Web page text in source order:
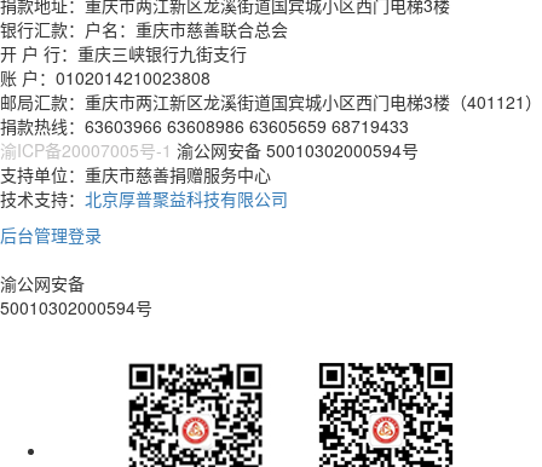
捐款地址：重庆市两江新区龙溪街道国宾城小区西门电梯3楼
银行汇款：户名：重庆市慈善联合总会
开 户 行：重庆三峡银行九街支行
账 户：0102014210023808
邮局汇款：重庆市两江新区龙溪街道国宾城小区西门电梯3楼（401121）
捐款热线：63603966 63608986 63605659 68719433
渝ICP备20007005号-1 渝公网安备 50010302000594号
支持单位：重庆市慈善捐赠服务中心
技术支持： 北京厚普聚益科技有限公司
后台管理登录
渝公网安备
50010302000594号